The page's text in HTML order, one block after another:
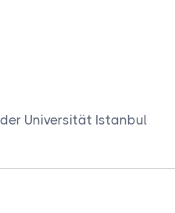
Universität Istanbul